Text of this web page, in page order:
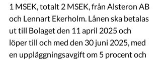
1 MSEK, totalt 2 MSEK, från Alsteron AB
och Lennart Ekerholm. Lånen ska betalas
ut till Bolaget den 11 april 2025 och
löper till och med den 30 juni 2025, med
en uppläggningsavgift om 5 procent och